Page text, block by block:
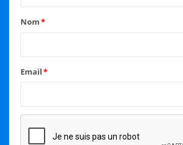
Nom*
Email*